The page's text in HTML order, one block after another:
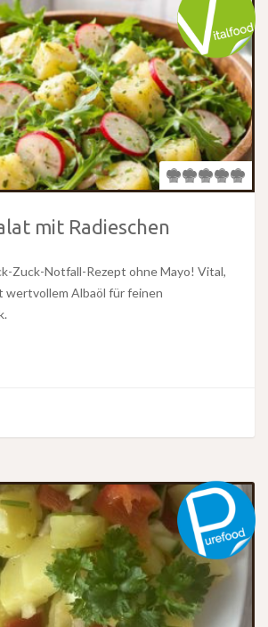
mit Radieschen
Zuck-Notfall-Rezept ohne Mayo! Vital,
wertvollem Albaöl für feinen